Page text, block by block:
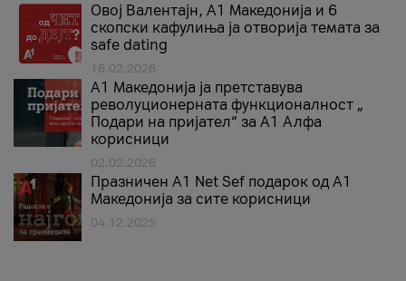
Овој Валентајн, A1 Македонија и 6
скопски кафулиња ја отворија темата за
safe dating
16.02.2026
А1 Македонија ја претставува
револуционерната функционалност „
Подари на пријател“ за А1 Алфа
корисници
02.02.2026
Празничен A1 Net Sеf подарок од А1
Македонија за сите корисници
04.12.2025